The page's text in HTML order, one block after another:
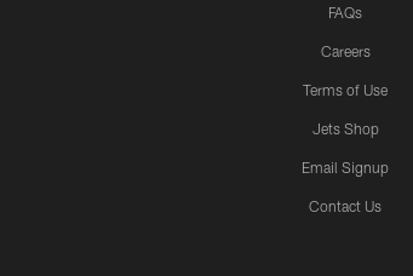
FAQs
Careers
Terms of Use
Jets Shop
Email Signup
Contact Us